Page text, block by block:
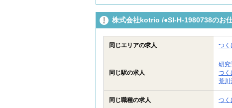
株式会社kotrio /●SI-H-1980738のお
同じエリアの求人 つく
同じ駅の求人
研究
つく
荒川
同じ職種の求人 つく